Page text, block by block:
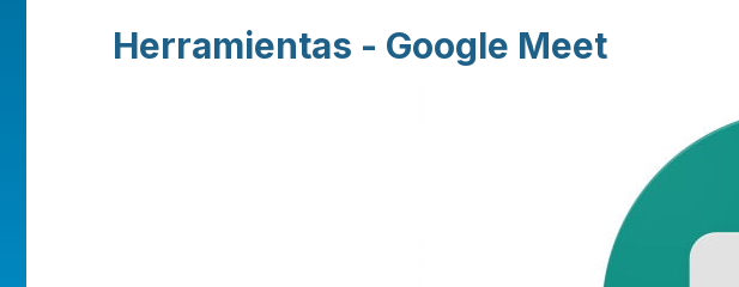
Herramientas - Google Meet